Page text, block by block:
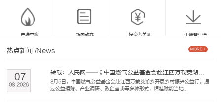
走进中燃 新闻动态 投资者关系 中燃慧生活
热点新闻 /News
转载：人民网——《中国燃气公益基金会赴江西万载茭湖...
8月5日，中国燃气公益基金会赴江西万载茭湖乡开展乡村振兴公益行。通
过公益捐赠、产业调研、政企座谈等多种形式，精准赋能当地...
08.2026
07
MORE +